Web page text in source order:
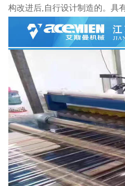
构改进后,自行设计制造的。具